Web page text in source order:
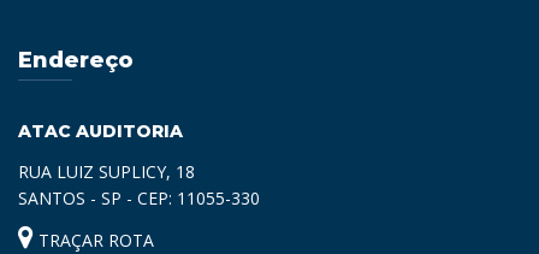
Endereço
ATAC AUDITORIA
RUA LUIZ SUPLICY, 18
SANTOS - SP - CEP: 11055-330
TRAÇAR ROTA